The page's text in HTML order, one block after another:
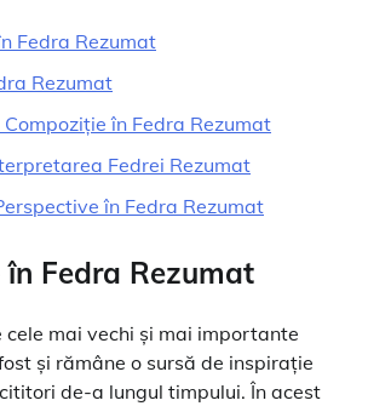
Fedra Rezumat
Rezumat
Compoziție în Fedra Rezumat
Fedrei Rezumat
în Fedra Rezumat
Fedra Rezumat
cele mai vechi și mai importante
și rămâne o sursă de inspirație
de-a lungul timpului. În acest